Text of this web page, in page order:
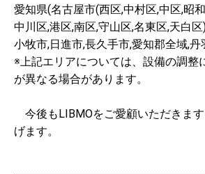
愛知県(名古屋市(西区,中村区,中区,昭
中川区,港区,南区,守山区,名東区,天白
小牧市,日進市,長久手市,愛知郡全域,丹
※上記エリアについては、設備の調整
が異なる場合があります。
今後もLIBMOをご愛顧いただきま
げます。